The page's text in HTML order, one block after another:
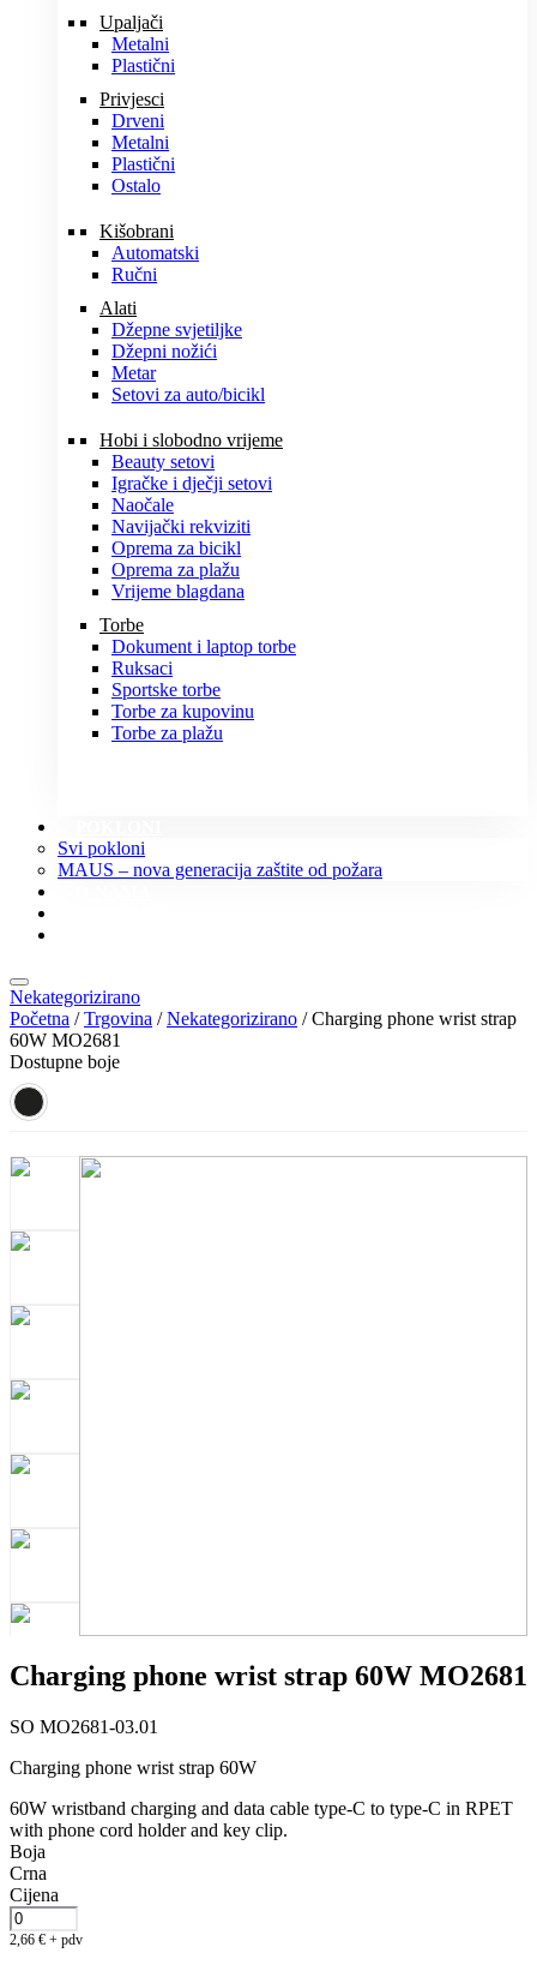
Upaljači
Metalni
Plastični
Privjesci
Drveni
Metalni
Plastični
Ostalo
Kišobrani
Automatski
Ručni
Alati
Džepne svjetiljke
Džepni nožići
Metar
Setovi za auto/bicikl
Hobi i slobodno vrijeme
Beauty setovi
Igračke i dječji setovi
Naočale
Navijački rekviziti
Oprema za bicikl
Oprema za plažu
Vrijeme blagdana
Torbe
Dokument i laptop torbe
Ruksaci
Sportske torbe
Torbe za kupovinu
Torbe za plažu
Svi pokloni
MAUS – nova generacija zaštite od požara
Nekategorizirano
Početna /Trgovina /Nekategorizirano / Charging phone wrist strap
60W MO2681
Dostupne boje
Charging phone wrist strap 60W MO2681
SO MO2681-03.01
Charging phone wrist strap 60W
60W wristband charging and data cable type-C to type-C in RPET
with phone cord holder and key clip.
Boja
Crna
Cijena
2,66 € + pdv